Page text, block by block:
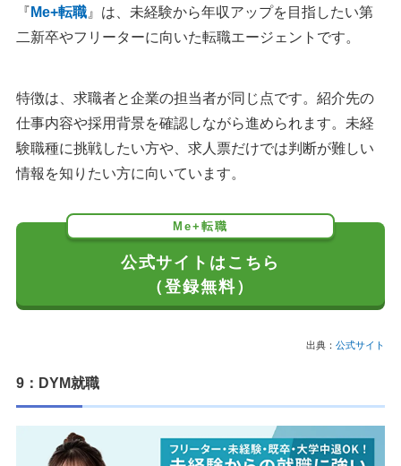
『 Me+転職 』は、未経験から年収アップを目指したい第
二新卒やフリーターに向いた転職エージェントです。
特徴は、求職者と企業の担当者が同じ点です。紹介先の
仕事内容や採用背景を確認しながら進められます。未経
験職種に挑戦したい方や、求人票だけでは判断が難しい
情報を知りたい方に向いています。
Me+転職
公式サイトはこちら
（登録無料）
出典： 公式サイト
9：DYM就職